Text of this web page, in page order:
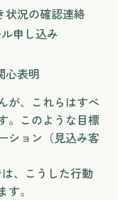
状況の確認連絡
申し込み
心表明
が、これらはすべ
。このような目標
ション（見込み客
、こうした行動
。